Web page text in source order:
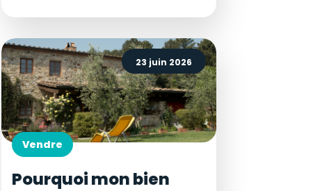
23 juin 2026
Vendre
Pourquoi mon bien